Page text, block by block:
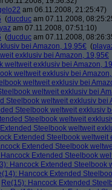
am 06.11.2008, 21:25:47)
(ducduc am 07.11.2008,
am 07.11.2008, 07:51:10)
(ducduc am 07.11.2008,
bei Amazon, 19,95€ (
exklusiv bei Amazon, 19,95€
weltweit exklusiv bei Amazon,
weltweit exklusiv bei
weltweit exklusiv bei
weltweit exklusiv bei
Steelbook weltweit exklusiv bei
Steelbook weltweit exklusiv
Steelbook weltweit
Steelbook weltweit
Extended Steelbook weltweit
Extended Steelbook
Hancock Extended Steelbook
Hancock Extended Steelbook
Hancock Extended
Re(15): Hancock Extended